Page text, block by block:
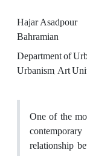
Hajar Asadpour
Bahramian
Department of
Urbanism, Art
One of the
relationship